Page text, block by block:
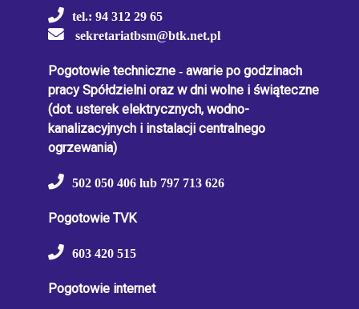
tel.: 94 312 29 65
sekretariatbsm@btk.net.pl
Pogotowie techniczne - awarie po godzinach
pracy Spółdzielni oraz w dni wolne i świąteczne
(dot. usterek elektrycznych, wodno-
kanalizacyjnych i instalacji centralnego
ogrzewania)
502 050 406 lub 797 713 626
Pogotowie TVK
603 420 515
Pogotowie internet